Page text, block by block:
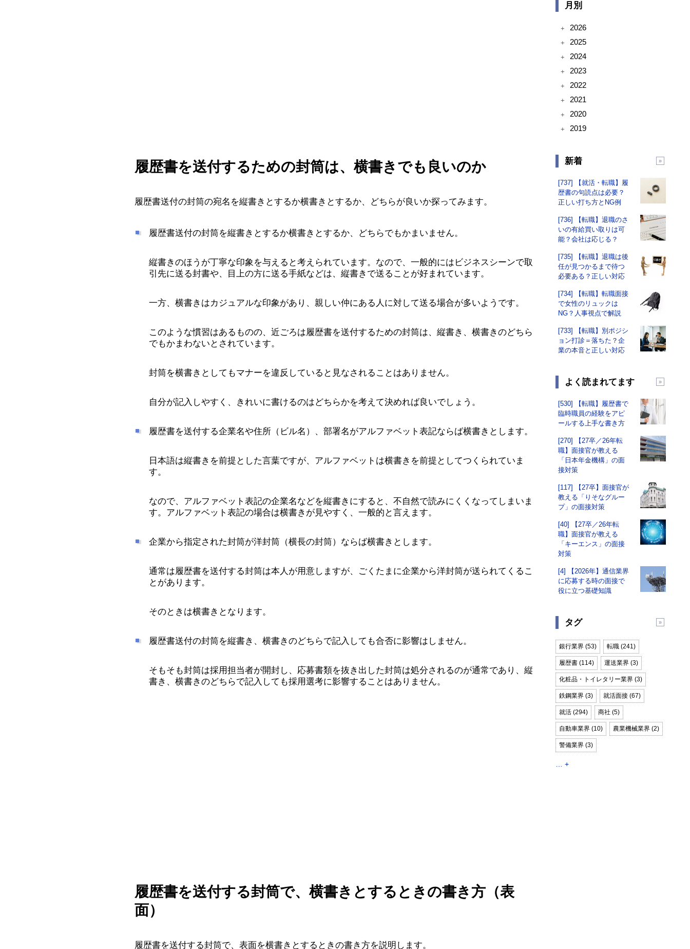
履歴書を送付するための封筒は、横書きでも良いのか
履歴書送付の封筒の宛名を縦書きとするか横書きとするか、どちらが良いか探ってみます。
履歴書送付の封筒を縦書きとするか横書きとするか、どちらでもかまいません。
縦書きのほうが丁寧な印象を与えると考えられています。なので、一般的にはビジネスシーンで取
引先に送る封書や、目上の方に送る手紙などは、縦書きで送ることが好まれています。
一方、横書きはカジュアルな印象があり、親しい仲にある人に対して送る場合が多いようです。
このような慣習はあるものの、近ごろは履歴書を送付するための封筒は、縦書き、横書きのどちら
でもかまわないとされています。
封筒を横書きとしてもマナーを違反していると見なされることはありません。
自分が記入しやすく、きれいに書けるのはどちらかを考えて決めれば良いでしょう。
履歴書を送付する企業名や住所（ビル名）、部署名がアルファベット表記ならば横書きとします。
日本語は縦書きを前提とした言葉ですが、アルファベットは横書きを前提としてつくられていま
す。
なので、アルファベット表記の企業名などを縦書きにすると、不自然で読みにくくなってしまいま
す。アルファベット表記の場合は横書きが見やすく、一般的と言えます。
企業から指定された封筒が洋封筒（横長の封筒）ならば横書きとします。
通常は履歴書を送付する封筒は本人が用意しますが、ごくたまに企業から洋封筒が送られてくるこ
とがあります。
そのときは横書きとなります。
履歴書送付の封筒を縦書き、横書きのどちらで記入しても合否に影響はしません。
そもそも封筒は採用担当者が開封し、応募書類を抜き出した封筒は処分されるのが通常であり、縦
書き、横書きのどちらで記入しても採用選考に影響することはありません。
履歴書を送付する封筒で、横書きとするときの書き方（表
面）
履歴書を送付する封筒で、表面を横書きとするときの書き方を説明します。
月別
+ 2026
+ 2025
+ 2024
+ 2023
+ 2022
+ 2021
+ 2020
+ 2019
新着
[737] 【就活・転職】履
歴書の句読点は必要？
正しい打ち方とNG例
[736] 【転職】退職のさ
いの有給買い取りは可
能？会社は応じる？
[735] 【転職】退職は後
任が見つかるまで待つ
必要ある？正しい対応
[734] 【転職】転職面接
で女性のリュックは
NG？人事視点で解説
[733] 【転職】別ポジシ
ョン打診＝落ちた？企
業の本音と正しい対応
よく読まれてます
[530] 【転職】履歴書で
臨時職員の経験をアピ
ールする上手な書き方
[270] 【27卒／26年転
職】面接官が教える
「日本年金機構」の面
接対策
[117] 【27卒】面接官が
教える「りそなグルー
プ」の面接対策
[40] 【27卒／26年転
職】面接官が教える
「キーエンス」の面接
対策
[4] 【2026年】通信業界
に応募する時の面接で
役に立つ基礎知識
タグ
銀行業界 (53) 転職 (241)
履歴書 (114) 運送業界 (3)
化粧品・トイレタリー業界 (3)
鉄鋼業界 (3) 就活面接 (67)
就活 (294) 商社 (5)
自動車業界 (10) 農業機械業界 (2)
警備業界 (3)
… +